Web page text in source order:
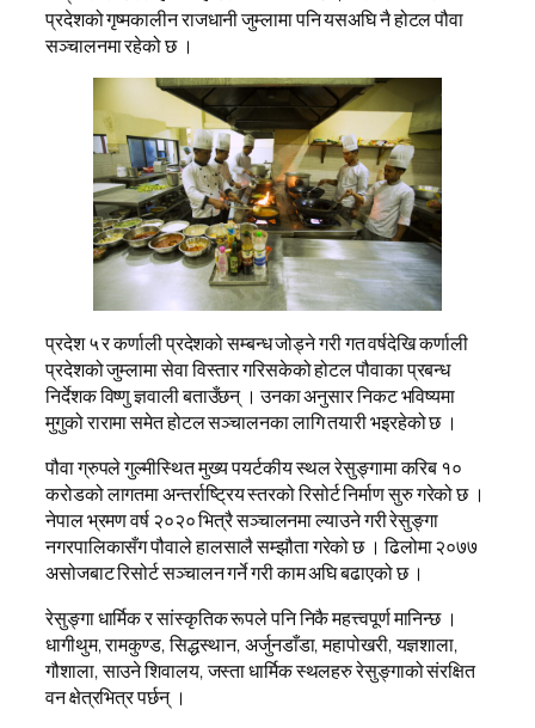
प्रदेशको गृष्मकालीन राजधानी जुम्लामा पनि यसअघि नै होटल पौवा
सञ्चालनमा रहेको छ ।
प्रदेश ५ र कर्णाली प्रदेशको सम्बन्ध जोड्ने गरी गत वर्षदेखि कर्णाली
प्रदेशको जुम्लामा सेवा विस्तार गरिसकेको होटल पौवाका प्रबन्ध
निर्देशक विष्णु ज्ञवाली बताउँछन् । उनका अनुसार निकट भविष्यमा
मुगुको रारामा समेत होटल सञ्चालनका लागि तयारी भइरहेको छ ।
पौवा ग्रुपले गुल्मीस्थित मुख्य पयर्टकीय स्थल रेसुङ्गामा करिब १०
करोडको लागतमा अन्तर्राष्ट्रिय स्तरको रिसोर्ट निर्माण सुरु गरेको छ ।
नेपाल भ्रमण वर्ष २०२० भित्रै सञ्चालनमा ल्याउने गरी रेसुङ्गा
नगरपालिकासँग पौवाले हालसालै सम्झौता गरेको छ । ढिलोमा २०७७
असोजबाट रिसोर्ट सञ्चालन गर्ने गरी काम अघि बढाएको छ ।
रेसुङ्गा धार्मिक र सांस्कृतिक रूपले पनि निकै महत्त्वपूर्ण मानिन्छ ।
धागीथुम, रामकुण्ड, सिद्धस्थान, अर्जुनडाँडा, महापोखरी, यज्ञशाला,
गौशाला, साउने शिवालय, जस्ता धार्मिक स्थलहरु रेसुङ्गाको संरक्षित
वन क्षेत्रभित्र पर्छन् ।